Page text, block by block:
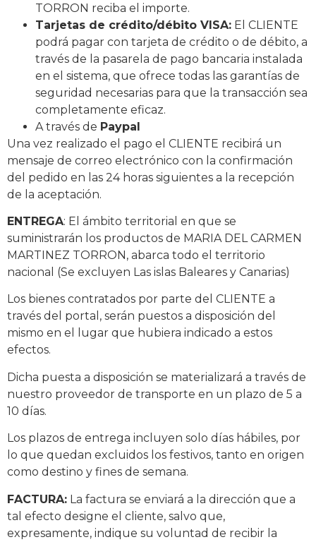
TORRON reciba el importe.
Tarjetas de crédito/débito VISA: El CLIENTE
podrá pagar con tarjeta de crédito o de débito, a
través de la pasarela de pago bancaria instalada
en el sistema, que ofrece todas las garantías de
seguridad necesarias para que la transacción sea
completamente eficaz.
A través de Paypal
Una vez realizado el pago el CLIENTE recibirá un
mensaje de correo electrónico con la confirmación
del pedido en las 24 horas siguientes a la recepción
de la aceptación.
ENTREGA: El ámbito territorial en que se
suministrarán los productos de MARIA DEL CARMEN
MARTINEZ TORRON, abarca todo el territorio
nacional (Se excluyen Las islas Baleares y Canarias)
Los bienes contratados por parte del CLIENTE a
través del portal, serán puestos a disposición del
mismo en el lugar que hubiera indicado a estos
efectos.
Dicha puesta a disposición se materializará a través de
nuestro proveedor de transporte en un plazo de 5 a
10 días.
Los plazos de entrega incluyen solo días hábiles, por
lo que quedan excluidos los festivos, tanto en origen
como destino y fines de semana.
FACTURA: La factura se enviará a la dirección que a
tal efecto designe el cliente, salvo que,
expresamente, indique su voluntad de recibir la